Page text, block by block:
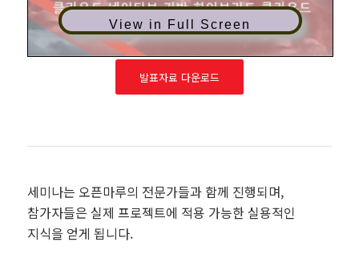
View in Full Screen
발표자료 다운로드
세미나는 오픈마루의 전문가들과 함께 진행되며,
참가자들은 실제 프로젝트에 적용 가능한 실용적인
지식을 얻게 됩니다.